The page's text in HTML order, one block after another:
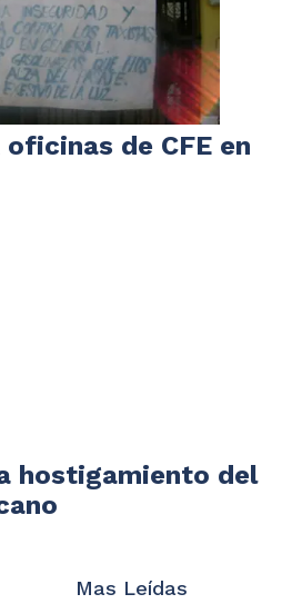
oficinas de CFE en
hostigamiento del
Mas Leídas